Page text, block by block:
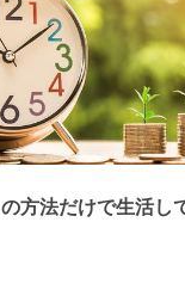
方法だけで生活し